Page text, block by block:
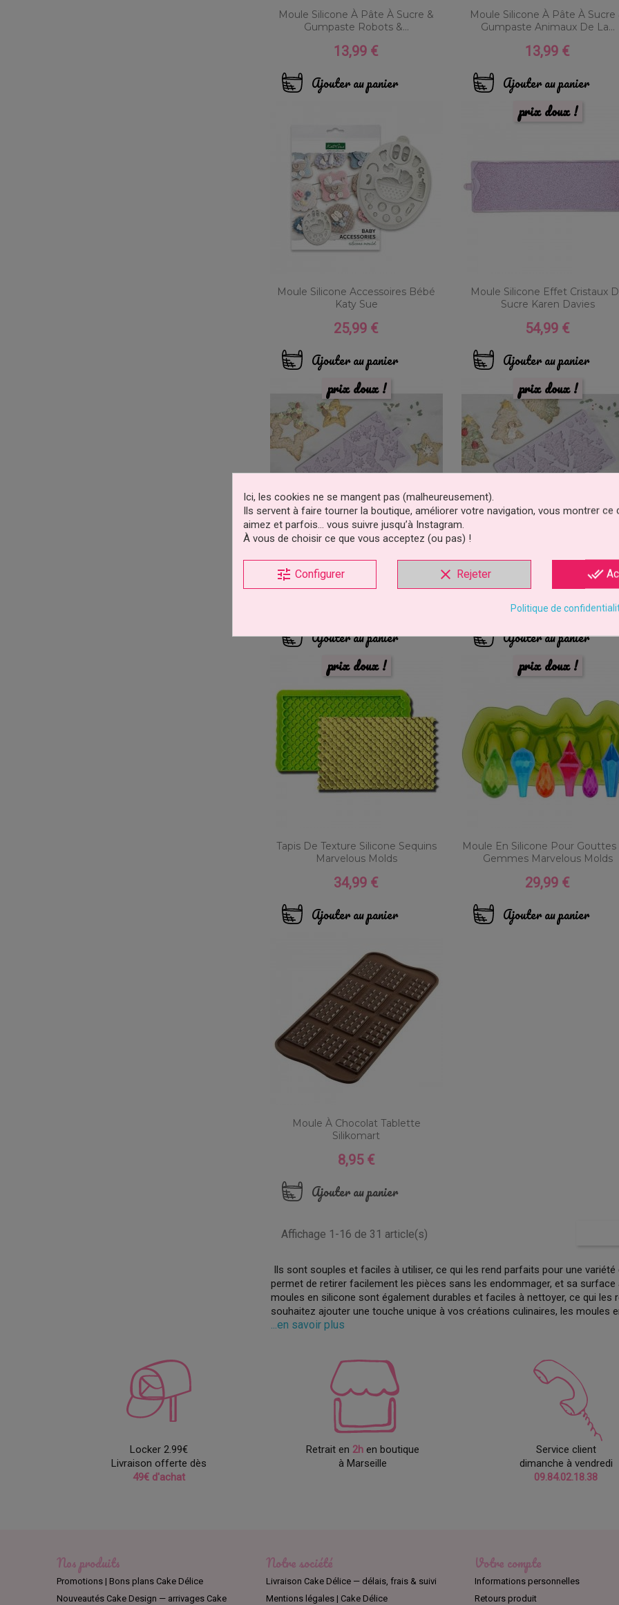
Moule Silicone À Pâte À Sucre &
Gumpaste Robots &...
Prix
13,99 €
Ajouter au panier
Moule Silicone À Pâte À Sucre
Gumpaste Animaux De La...
Prix
13,99 €
Ajouter au panier
Moule Silicone Accessoires Bébé
Katy Sue
Prix
25,99 €
Ajouter au panier
Moule Silicone Effet Cristaux
Sucre Karen Davies
Prix
54,99 €
Ajouter au panier
prix doux !
Moule En Silicone Étoiles De Noël
Karen Davies
Ajouter au panier
prix doux !
Moule En Silicone Arbres De
Prix
39,99 €
Ajouter au panier
prix doux !
Tapis De Texture Silicone Sequins
Marvelous Molds
Prix
34,99 €
Ajouter au panier
prix doux !
Moule En Silicone Pour Gouttes
Gemmes Marvelous Molds
Prix
29,99 €
Ajouter au panier
prix doux !
Moule À Chocolat Tablette
Silikomart
Prix
8,95 €
Ajouter au panier
Affichage 1-16 de 31 article(s)
Ils sont souples et faciles à utiliser, ce qui les rend parfaits pour une
permet de retirer facilement les pièces sans les endommager, et sa
moules en silicone sont également durables et faciles à nettoyer, ce qui les
souhaitez ajouter une touche unique à vos créations culinaires, les moules
...en savoir plus
Locker 2.99€
Livraison offerte dès
49€ d'achat
Retrait en 2hen boutique
à Marseille
Service client
dimanche à vendredi
09.84.02.18.38
Nos produits
Promotions | Bons plans Cake Délice
Nouveautés Cake Design — arrivages Cake
Notre société
Livraison Cake Délice — délais, frais & suivi
Mentions légales | Cake Délice
Votre compte
Informations personnelles
Retours produit
Ici, les cookies ne se mangent pas (malheureusement).
Ils servent à faire tourner la boutique, améliorer votre navigation, vous montrer ce
aimez et parfois… vous suivre jusqu’à Instagram.
À vous de choisir ce que vous acceptez (ou pas) !
tune Configurer clear Rejeter done_all
Politique de